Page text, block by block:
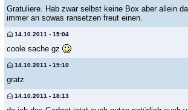
Gratuliere. Hab zwar selbst keine Box aber allein
immer an sowas ransetzen freut einen.
14.10.2011 - 15:04
coole sache gz
14.10.2011 - 15:10
gratz
14.10.2011 - 18:13